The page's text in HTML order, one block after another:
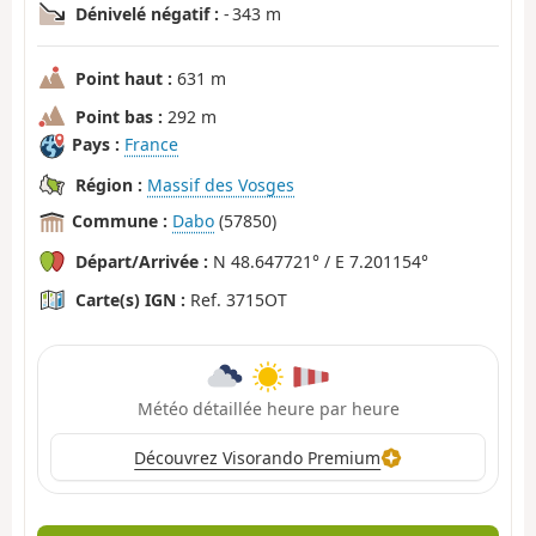
Dénivelé négatif : - 343 m
Point haut : 631 m
Point bas : 292 m
Pays : France
Région : Massif des Vosges
Commune : Dabo (57850)
Départ/Arrivée : N 48.647721° / E 7.201154°
Carte(s) IGN : Ref. 3715OT
Météo détaillée heure par heure
Découvrez Visorando Premium